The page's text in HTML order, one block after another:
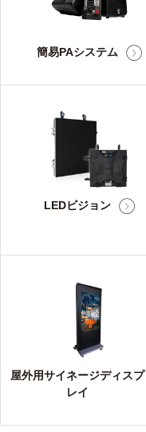
簡易PAシステム
LEDビジョン
屋外用サイネージディスプ
レイ